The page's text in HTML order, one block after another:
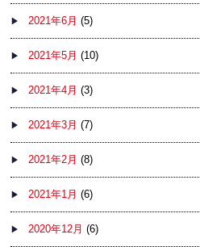
2021年6月 (5)
2021年5月 (10)
2021年4月 (3)
2021年3月 (7)
2021年2月 (8)
2021年1月 (6)
2020年12月 (6)